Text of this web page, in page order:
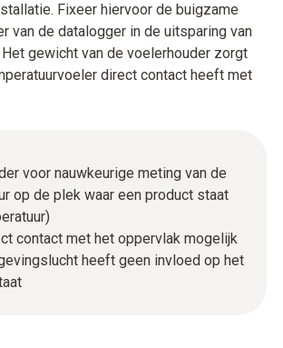
Fixeer hiervoor de buigzame
van de datalogger in de uitsparing van
gewicht van de voelerhouder zorgt
direct contact heeft met
voor nauwkeurige meting van de
op de plek waar een product staat
contact met het oppervlak mogelijk
heeft geen invloed op het